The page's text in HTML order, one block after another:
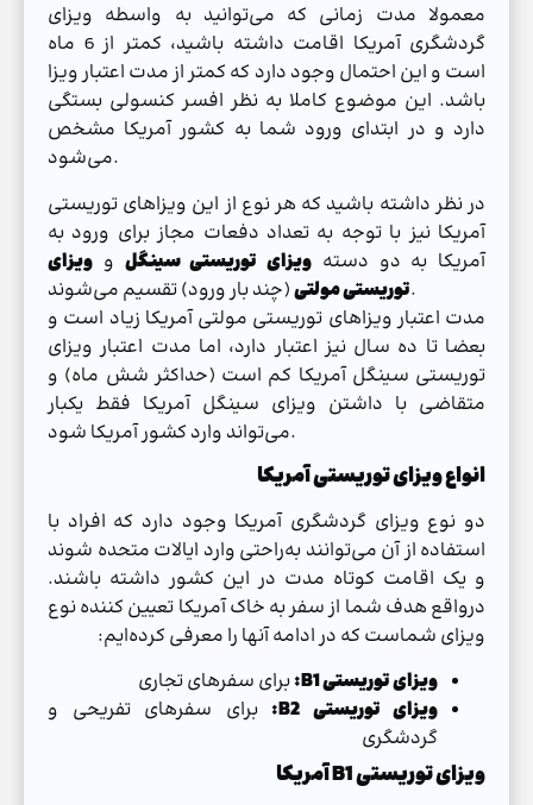
معمولا مدت زمانی که می‌توانید به واسطه ویزای
گردشگری آمریکا اقامت داشته باشید، کمتر از 6 ماه
است و این احتمال وجود دارد که کمتر از مدت اعتبار ویزا
باشد. این موضوع کاملا به نظر افسر کنسولی بستگی
دارد و در ابتدای ورود شما به کشور آمریکا مشخص
می‌شود.
در نظر داشته باشید که هر نوع از این ویزاهای توریستی
آمریکا نیز با توجه به تعداد دفعات مجاز برای ورود به
آمریکا به دو دسته ویزای توریستی سینگل و ویزای
توریستی مولتی(چند بار ورود) تقسیم می‌شوند.
مدت اعتبار ویزاهای توریستی مولتی آمریکا زیاد است و
بعضا تا ده سال نیز اعتبار دارد، اما مدت اعتبار ویزای
توریستی سینگل آمریکا کم است (حداکثر شش ماه) و
متقاضی با داشتن ویزای سینگل آمریکا فقط یکبار
می‌تواند وارد کشور آمریکا شود.
انواع ویزای توریستی آمریکا
دو نوع ویزای گردشگری آمریکا وجود دارد که افراد با
استفاده از آن می‌توانند به‌راحتی وارد ایالات متحده شوند
و یک اقامت کوتاه مدت در این کشور داشته باشند.
درواقع هدف شما از سفر به خاک آمریکا تعیین کننده نوع
ویزای شماست که در ادامه آنها را معرفی کرده‌ایم:
ویزای توریستی B1:
برای سفرهای تجاری
ویزای توریستی B2:
برای سفرهای تفریحی و
گردشگری
ویزای توریستی B1 آمریکا